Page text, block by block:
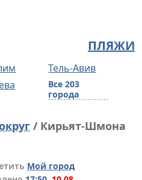
ПЛЯЖИ
Тель-Авив
Все 203
города
/ Кирьят-Шмона
Мой город